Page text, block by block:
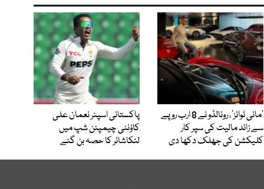
’مائی ٹوائز‘، رونالڈو نے 8 ارب روپے
سے زائد مالیت کی سپر کار
کلیکشن کی جھلک دکھا دی
پاکستانی اسپنر نعمان علی
کاؤنٹی چیمپئن شپ میں
لنکاشائر کا حصہ بن گئے